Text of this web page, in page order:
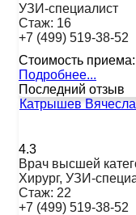
УЗИ-специалист
Стаж: 16
+7 (499) 519-38-52
Стоимость приема:
Подробнее...
Последний отзыв
Катрышев
4.3
Врач высшей
Хирург, УЗИ-
Стаж: 22
+7 (499) 519-38-52